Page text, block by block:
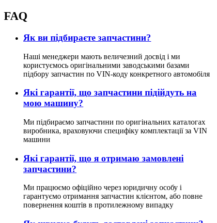
FAQ
Як ви підбираєте запчастини?
Наші менеджери мають величезний досвід і ми
користуємось оригінальними заводськими базами
підбору запчастин по VIN-коду конкретного автомобіля
Які гарантії, що запчастини підійдуть на
мою машину?
Ми підбираємо запчастини по оригінальних каталогах
виробника, враховуючи специфіку комплектації за VIN
машини
Які гарантії, що я отримаю замовлені
запчастини?
Ми працюємо офіційно через юридичну особу і
гарантуємо отримання запчастин клієнтом, або повне
повернення коштів в протилежному випадку